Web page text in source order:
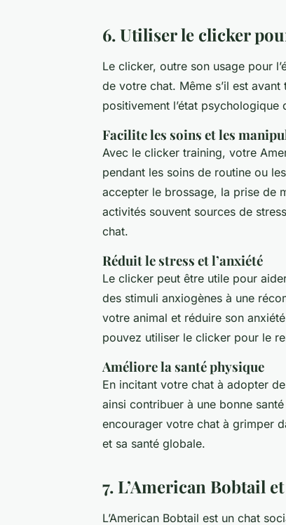
6. Utiliser le clicker
Le clicker, outre son usage pour
de votre chat. Même s’il est
positivement l’état psychologique
Facilite les soins et les
Avec le clicker training, votre
pendant les soins de routine ou
accepter le brossage, la prise de
activités souvent sources de
chat.
Réduit le stress et l’anxiété
Le clicker peut être utile pour
des stimuli anxiogènes à une
votre animal et réduire son
pouvez utiliser le clicker pour le
Améliore la santé physique
En incitant votre chat à adopter
ainsi contribuer à une bonne
encourager votre chat à grimper
et sa santé globale.
7. L’American Bobtail
L’American Bobtail est un chat